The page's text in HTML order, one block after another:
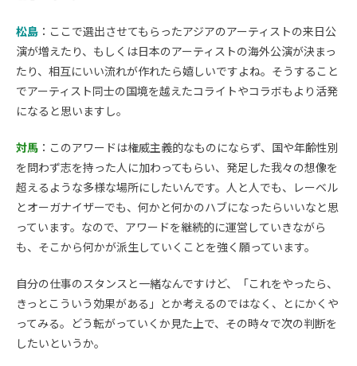
松島 ：ここで選出させてもらったアジアのアーティストの来日公
演が増えたり、もしくは日本のアーティストの海外公演が決まっ
たり、相互にいい流れが作れたら嬉しいですよね。そうすること
でアーティスト同士の国境を越えたコライトやコラボもより活発
になると思いますし。
対馬 ：このアワードは権威主義的なものにならず、国や年齢性別
を問わず志を持った人に加わってもらい、発足した我々の想像を
超えるような多様な場所にしたいんです。人と人でも、レーベル
とオーガナイザーでも、何かと何かのハブになったらいいなと思
っています。なので、アワードを継続的に運営していきながら
も、そこから何かが派生していくことを強く願っています。
自分の仕事のスタンスと一緒なんですけど、「これをやったら、
きっとこういう効果がある」とか考えるのではなく、とにかくや
ってみる。どう転がっていくか見た上で、その時々で次の判断を
したいというか。